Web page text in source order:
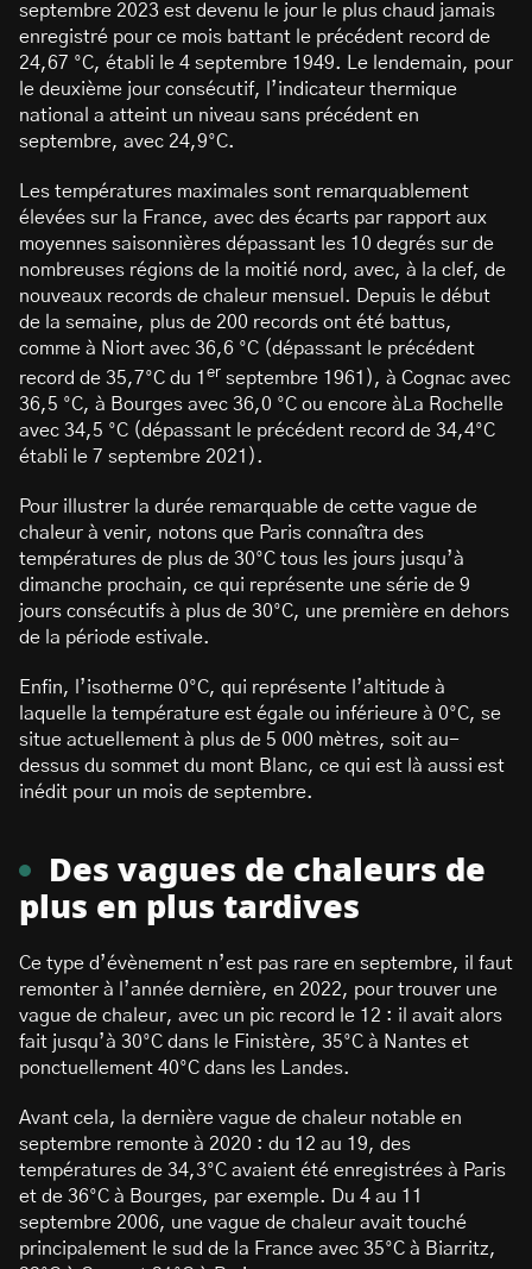
septembre 2023 est devenu le jour le plus chaud jamais
enregistré pour ce mois battant le précédent record de
24,67 °C, établi le 4 septembre 1949. Le lendemain, pour
le deuxième jour consécutif, l’indicateur thermique
national a atteint un niveau sans précédent en
septembre, avec 24,9°C.
Les températures maximales sont remarquablement
élevées sur la France, avec des écarts par rapport aux
moyennes saisonnières dépassant les 10 degrés sur de
nombreuses régions de la moitié nord, avec, à la clef, de
nouveaux records de chaleur mensuel. Depuis le début
de la semaine, plus de 200 records ont été battus,
comme à Niort avec 36,6 °C (dépassant le précédent
record de 35,7°C du 1 er septembre 1961), à Cognac avec
36,5 °C, à Bourges avec 36,0 °C ou encore àLa Rochelle
avec 34,5 °C (dépassant le précédent record de 34,4°C
établi le 7 septembre 2021).
Pour illustrer la durée remarquable de cette vague de
chaleur à venir, notons que Paris connaîtra des
températures de plus de 30°C tous les jours jusqu’à
dimanche prochain, ce qui représente une série de 9
jours consécutifs à plus de 30°C, une première en dehors
de la période estivale.
Enfin, l’isotherme 0°C, qui représente l’altitude à
laquelle la température est égale ou inférieure à 0°C, se
situe actuellement à plus de 5 000 mètres, soit au-
dessus du sommet du mont Blanc, ce qui est là aussi est
inédit pour un mois de septembre.
Des vagues de chaleurs de
plus en plus tardives
Ce type d’évènement n’est pas rare en septembre, il faut
remonter à l’année dernière, en 2022, pour trouver une
vague de chaleur, avec un pic record le 12 : il avait alors
fait jusqu’à 30°C dans le Finistère, 35°C à Nantes et
ponctuellement 40°C dans les Landes.
Avant cela, la dernière vague de chaleur notable en
septembre remonte à 2020 : du 12 au 19, des
températures de 34,3°C avaient été enregistrées à Paris
et de 36°C à Bourges, par exemple. Du 4 au 11
septembre 2006, une vague de chaleur avait touché
principalement le sud de la France avec 35°C à Biarritz,